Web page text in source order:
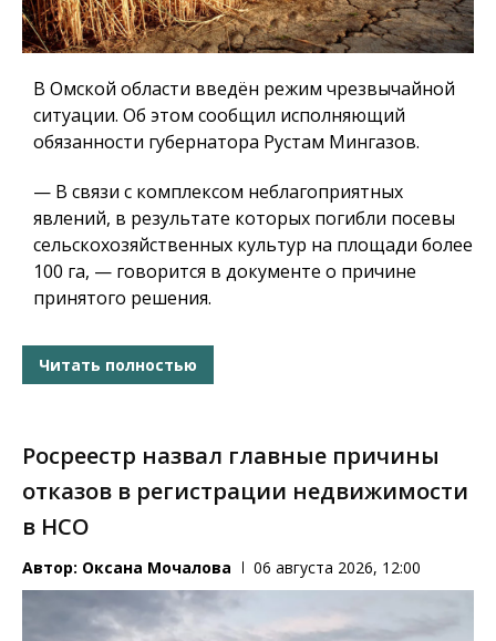
В Омской области введён режим чрезвычайной
ситуации. Об этом сообщил исполняющий
обязанности губернатора Рустам Мингазов.
— В связи с комплексом неблагоприятных
явлений, в результате которых погибли посевы
сельскохозяйственных культур на площади более
100 га, — говорится в документе о причине
принятого решения.
Читать полностью
Росреестр назвал главные причины
отказов в регистрации недвижимости
в НСО
Автор: Оксана Мочалова 06 августа 2026, 12:00